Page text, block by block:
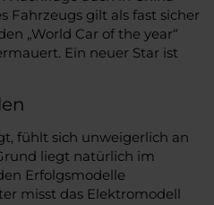
Fahrzeugs gilt als fast sicher
„World Car of the year“
Ein neuer Star ist
fühlt sich unweigerlich an
liegt natürlich im
Erfolgsmodelle
misst das Elektromodell